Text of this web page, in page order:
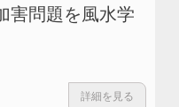
害問題を風水学
詳細を見る